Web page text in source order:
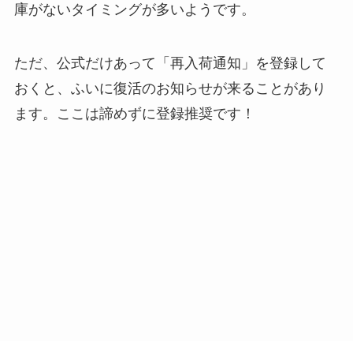
庫がないタイミングが多いようです。
ただ、公式だけあって「再入荷通知」を登録して
おくと、ふいに復活のお知らせが来ることがあり
ます。ここは諦めずに登録推奨です！